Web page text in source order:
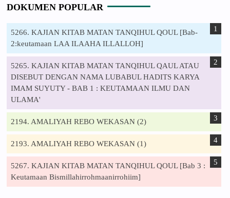
DOKUMEN POPULAR
5266. KAJIAN KITAB MATAN TANQIHUL QOUL [Bab-
2:keutamaan LAA ILAAHA ILLALLOH]
5265. KAJIAN KITAB MATAN TANQIHUL QAUL ATAU
DISEBUT DENGAN NAMA LUBABUL HADITS KARYA
IMAM SUYUTY - BAB 1 : KEUTAMAAN ILMU DAN
ULAMA'
2194. AMALIYAH REBO WEKASAN (2)
2193. AMALIYAH REBO WEKASAN (1)
5267. KAJIAN KITAB MATAN TANQIHUL QOUL [Bab 3 :
Keutamaan Bismillahirrohmaanirrohiim]